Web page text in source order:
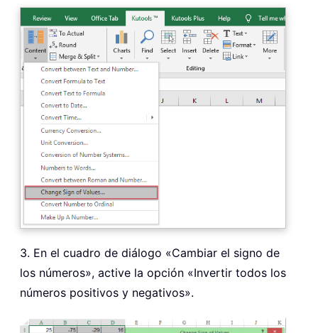
3. En el cuadro de diálogo «Cambiar el signo de
los números», active la opción «Invertir todos los
números positivos y negativos».